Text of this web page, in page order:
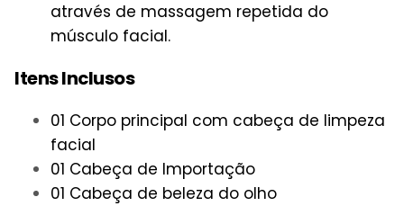
através de massagem repetida do
músculo facial.
Itens Inclusos
01 Corpo principal com cabeça de limpeza
facial
01 Cabeça de Importação
01 Cabeça de beleza do olho